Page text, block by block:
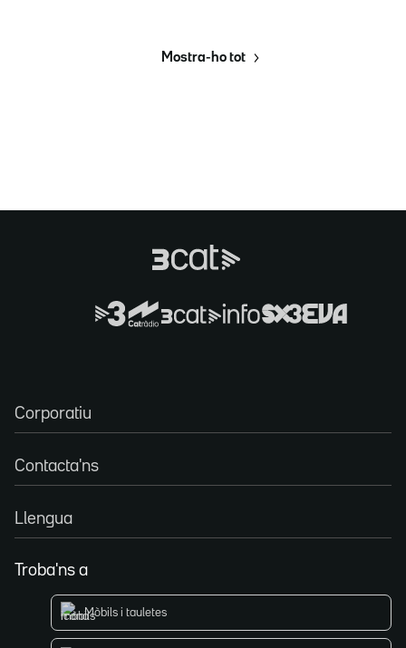
Mostra-ho tot
Corporatiu
Contacta'ns
Llengua
Troba'ns a
Mòbils i tauletes